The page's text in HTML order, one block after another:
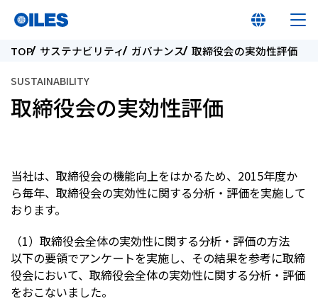
オイレスとは
イノベーション
TOP サステナビリティ ガバナンス 取締役会の実効性評価
SUSTAINABILITY
取締役会の実効性評価
当社は、取締役会の機能向上をはかるため、2015年度か
ら毎年、取締役会の実効性に関する分析・評価を実施して
おります。
（1）取締役会全体の実効性に関する分析・評価の方法
以下の要領でアンケートを実施し、その結果を参考に取締
役会において、取締役会全体の実効性に関する分析・評価
をおこないました。